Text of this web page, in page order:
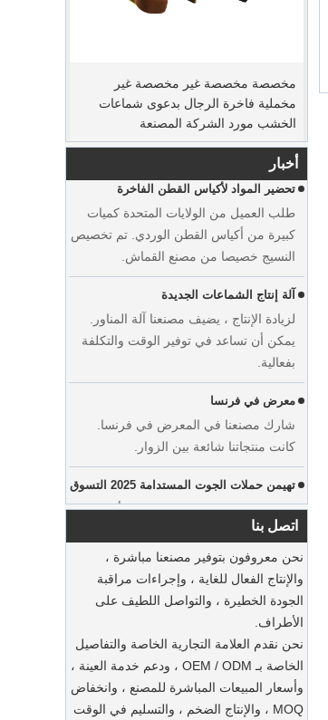
مخملية فاخرة الرجال بدعوى شماعات
الخشب مورد الشركة المصنعة
شماعات المصنعة مورد الشركة المصنعة
مورد مصنع غبار القطن الطبيعية الفاخرة
المخصصة
أخبار
يوم عيد الميلاد قادم. قدم العديد من العملاء
الطلبات وخططوا للبدء في العطلة. المصنع
يسرع الإنتاج لإنهاء البضائع بعد عطلة.
تحضير المواد لأكياس القطن الفاخرة
طلب العميل من الولايات المتحدة كميات
كبيرة من أكياس القطن الوردي. تم تخصيص
النسيج خصيصا من مصنع القماش.
آلة إنتاج الشماعات الجديدة
لزيادة الإنتاج ، يضيف مصنعنا آلة المناور.
يمكن أن تساعد في توفير الوقت والتكلفة
بفعالية.
معرض في فرنسا
شارك مصنعنا في المعرض في فرنسا.
كانت منتجاتنا شائعة بين الزوار.
تهيمن حملات الجوت المستدامة 2025 التسوق
حقائب الجوت لدينا هي التي يجب أن يكون
هذا الموسم.
الحفاظ على بدلاتك بأكياس الغبار الفاخرة
يمكن أن يقدم مصنعنا أكياس بدلة ملابس
مخصصة مخصصة
شماعات بدلة خشبية مستدامة
شماعات مخملية مخصصة للملابس
يمكن أن تقدم مصنعنا شماعات مخملية
اتصل بنا
نحن معروفون بتوفير مصنعنا مباشرة ،
والإنتاج الفعال للغاية ، وإجراءات مراقبة
الجودة الخطيرة ، والتواصل اللطيف على
الأطراف.
نحن نقدم العلامة التجارية الخاصة والتفاصيل
الخاصة بـ OEM / ODM ، ودعم خدمة العينة ،
وأسعار المبيعات المباشرة للمصنع ، وانخفاض
MOQ ، والإنتاج الضخم ، والتسليم في الوقت